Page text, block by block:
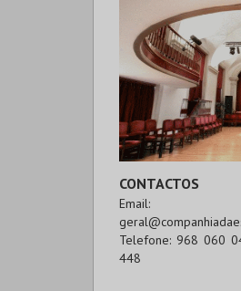
CONTACTOS
Email:
Telefone: 968 060
448